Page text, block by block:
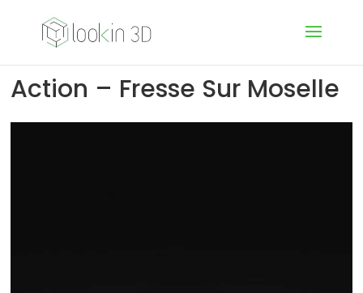
Action – Fresse Sur Moselle